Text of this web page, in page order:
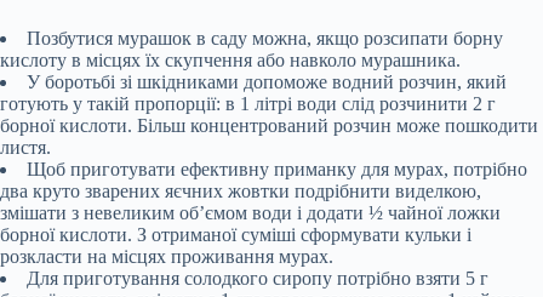
Позбутися мурашок в саду можна, якщо розсипати борну
кислоту в місцях їх скупчення або навколо мурашника.
У боротьбі зі шкідниками допоможе водний розчин, який
готують у такій пропорції: в 1 літрі води слід розчинити 2 г
борної кислоти. Більш концентрований розчин може пошкодити
листя.
Щоб приготувати ефективну приманку для мурах, потрібно
два круто зварених яєчних жовтки подрібнити виделкою,
змішати з невеликим об’ємом води і додати ½ чайної ложки
борної кислоти. З отриманої суміші сформувати кульки і
розкласти на місцях проживання мурах.
Для приготування солодкого сиропу потрібно взяти 5 г